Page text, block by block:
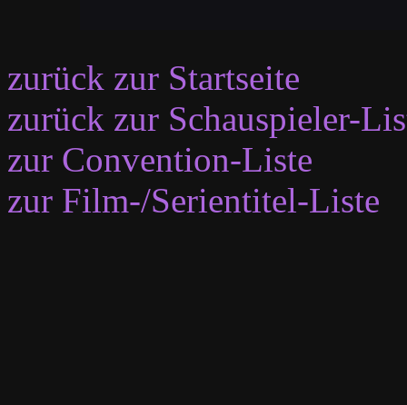
zurück zur Startseite
zurück zur Schauspieler-
zur Convention-Liste
zur Film-/Serientitel-Liste